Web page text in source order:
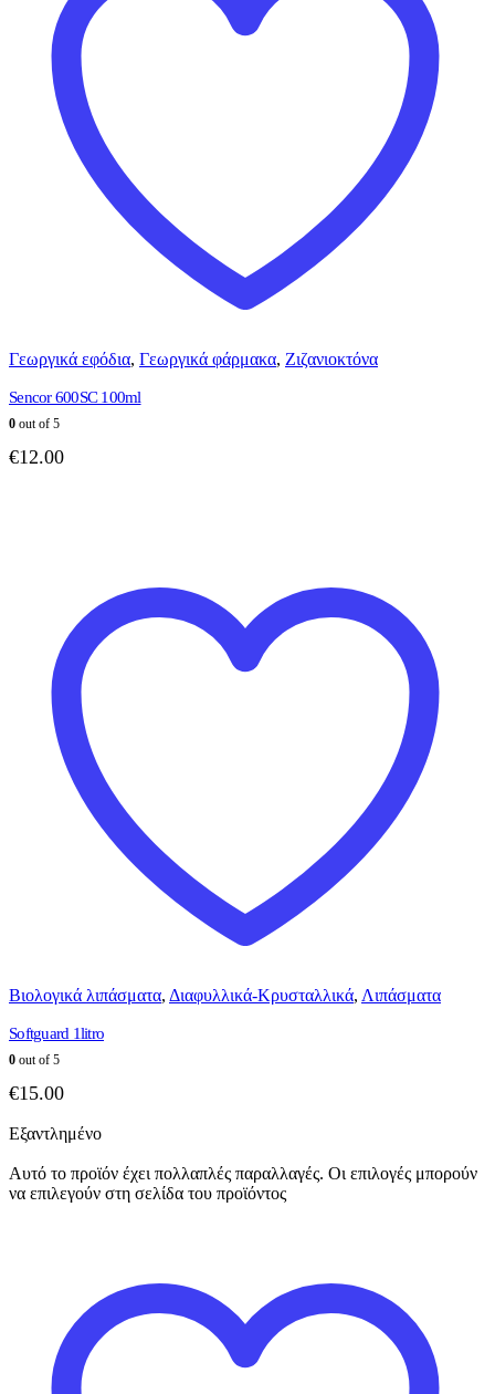
Γεωργικά εφόδια, Γεωργικά φάρμακα, Ζιζανιοκτόνα
Sencor 600SC 100ml
0 out of 5
€12.00
Βιολογικά λιπάσματα, Διαφυλλικά-Κρυσταλλικά, Λιπάσματα
Softguard 1litro
0 out of 5
€15.00
Εξαντλημένο
Αυτό το προϊόν έχει πολλαπλές παραλλαγές. Οι επιλογές μπορούν
να επιλεγούν στη σελίδα του προϊόντος